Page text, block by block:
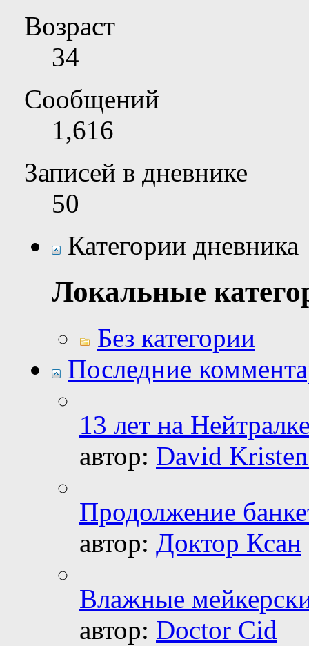
Возраст
34
Сообщений
1,616
Записей в дневнике
50
Категории дневника
Локальные
Без категории
Последние
13 лет на
автор: David
Продолжение
автор: Доктор Ксан
Влажные
автор: Doctor Cid